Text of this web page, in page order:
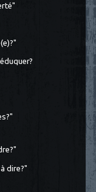
dire?"